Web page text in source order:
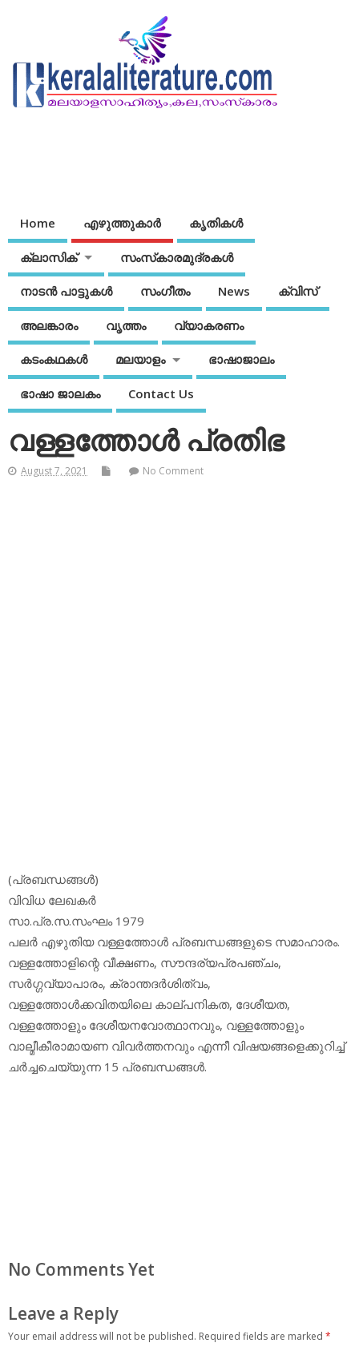
Home എഴുത്തുകാര്‍ കൃതികൾ
ക്ലാസിക് സംസ്‌കാരമുദ്രകള്‍
നാടന്‍ പാട്ടുകള്‍ സംഗീതം News ക്വിസ്
അലങ്കാരം വൃത്തം വ്യാകരണം
കടംകഥകള്‍ മലയാളം ഭാഷാജാലം
ഭാഷാ ജാലകം Contact Us
വള്ളത്തോള്‍ പ്രതിഭ
August 7, 2021 No Comment
(പ്രബന്ധങ്ങള്‍)
വിവിധ ലേഖകര്‍
സാ.പ്ര.സ.സംഘം 1979
പലര്‍ എഴുതിയ വള്ളത്തോള്‍ പ്രബന്ധങ്ങളുടെ സമാഹാരം.
വള്ളത്തോളിന്റെ വീക്ഷണം, സൗന്ദര്യപ്രപഞ്ചം,
സര്‍ഗ്ഗവ്യാപാരം, ക്രാന്തദര്‍ശിത്വം,
വള്ളത്തോള്‍ക്കവിതയിലെ കാല്പനികത, ദേശീയത,
വള്ളത്തോളും ദേശീയനവോത്ഥാനവും, വള്ളത്തോളും
വാല്മീകീരാമായണ വിവര്‍ത്തനവും എന്നീ വിഷയങ്ങളെക്കുറിച്ച്
ചര്‍ച്ചചെയ്യുന്ന 15 പ്രബന്ധങ്ങള്‍.
No Comments Yet
Leave a Reply
Your email address will not be published. Required fields are marked *